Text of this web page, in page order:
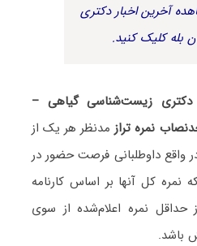
آخرین اخبار دکتری
بله کلیک کنید.
زیست‌شناسی گیاهی –
نمره ترازمدنظر هر یک از
واقع داوطلبانی فرصت حضور در
کل آنها بر اساس کارنامه
حداقل نمره اعلام‌شده از سوی
باشد.